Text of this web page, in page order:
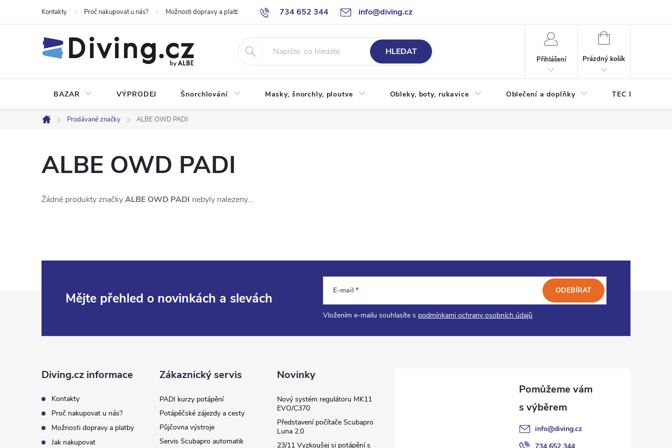
734 652 344 info@diving.cz
Kontakty Proč nakupovat u nás? Možnosti dopravy a platby Jak nakupovat Obchodní podmínky Reklamace
HLEDAT
Přihlášení
NÁKUPNÍ
Prázdný košík
BAZAR VÝPRODEJ Šnorchlování Masky, šnorchly, ploutve Obleky, boty, rukavice Oblečení a doplňky TEC DIVE
Domů
Prodávané značky ALBE OWD PADI
ALBE OWD PADI
Žádné produkty značkyALBE OWD PADI nebyly nalezeny...
Mějte přehled o novinkách a slevách E-mail
Vložením e-mailu souhlasíte s podmínkami ochrany osobních údajů
ODEBÍRAT
Diving.cz informace
Kontakty
Proč nakupovat u nás?
Možnosti dopravy a platby
Jak nakupovat
Zákaznický servis
PADI kurzy potápění
Potápěčské zájezdy a cesty
Půjčovna výstroje
Servis Scubapro automatik
Novinky
Nový systém regulátoru MK11
EVO/C370
Představení počítače Scubapro
Luna 2.0
23/11 Vyzkoušej si potápění s
info@diving.cz